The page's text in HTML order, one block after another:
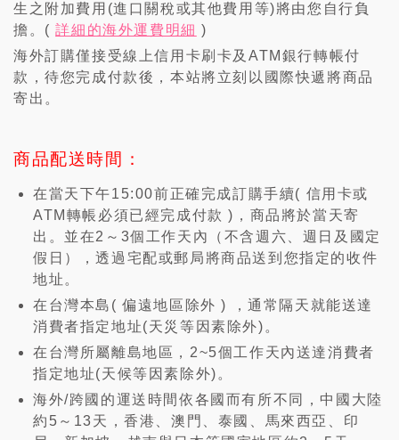
生之附加費用(進口關稅或其他費用等)將由您自行負
擔。(詳細的海外運費明細 )
海外訂購僅接受線上信用卡刷卡及ATM銀行轉帳付
款，待您完成付款後，本站將立刻以國際快遞將商品
寄出。
商品配送時間：
在當天下午15:00前正確完成訂購手續( 信用卡或
ATM轉帳必須已經完成付款 )，商品將於當天寄
出。並在2～3個工作天內（不含週六、週日及國定
假日），透過宅配或郵局將商品送到您指定的收件
地址。
在台灣本島( 偏遠地區除外 ) ，通常隔天就能送達
消費者指定地址(天災等因素除外)。
在台灣所屬離島地區，2~5個工作天內送達消費者
指定地址(天候等因素除外)。
海外/跨國的運送時間依各國而有所不同，中國大陸
約5～13天，香港、澳門、泰國、馬來西亞、印